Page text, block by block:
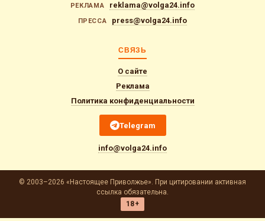
РЕКЛАМА reklama@volga24.info
ПРЕССА press@volga24.info
СВЯЗЬ
О сайте
Реклама
Политика конфиденциальности
Telegram
info@volga24.info
© 2003–2026 «Настоящее Приволжье». При цитировании активная
ссылка обязательна.
18+